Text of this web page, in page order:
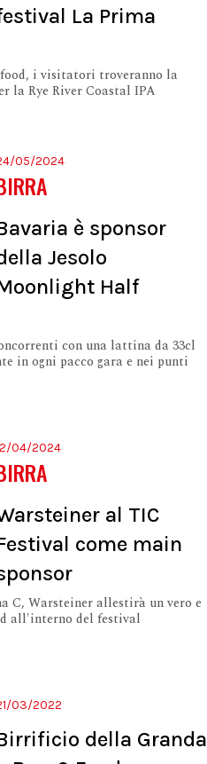
La Prima
i visitatori troveranno la
la Rye River Coastal IPA
05/2024
è sponsor
Jesolo
Half
con una lattina da 33cl
in ogni pacco gara e nei punti
04/2024
al TIC
come main
C, Warsteiner allestirà un vero e
all'interno del festival
03/2022
della Granda